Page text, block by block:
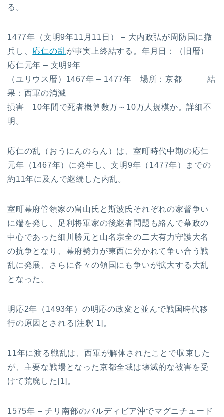
る。
1477年（文明9年11月11日） – 大内政弘が周防国に撤
兵し、 応仁の乱が事実上終結する。年月日：（旧暦）
応仁元年 – 文明9年
（ユリウス暦）1467年 – 1477年 場所：京都 結
果：西軍の消滅
損害 10年間で死者概算数万～10万人規模か。詳細不
明。
応仁の乱（おうにんのらん）は、室町時代中期の応仁
元年（1467年）に発生し、文明9年（1477年）までの
約11年に及んで継続した内乱。
室町幕府管領家の畠山氏と斯波氏それぞれの家督争い
に端を発し、足利将軍家の後継者問題も絡んで幕政の
中心であった細川勝元と山名宗全の二大有力守護大名
の抗争となり、幕府勢力が東西に分かれて争い合う戦
乱に発展、さらに各々の領国にも争いが拡大する大乱
となった。
明応2年（1493年）の明応の政変と並んで戦国時代移
行の原因とされる[注釈 1]。
11年に渡る戦乱は、西軍が解体されたことで収束した
が、主要な戦場となった京都全域は壊滅的な被害を受
けて荒廃した[1]。
1575年 – チリ南部のバルディビア沖でマグニチュード